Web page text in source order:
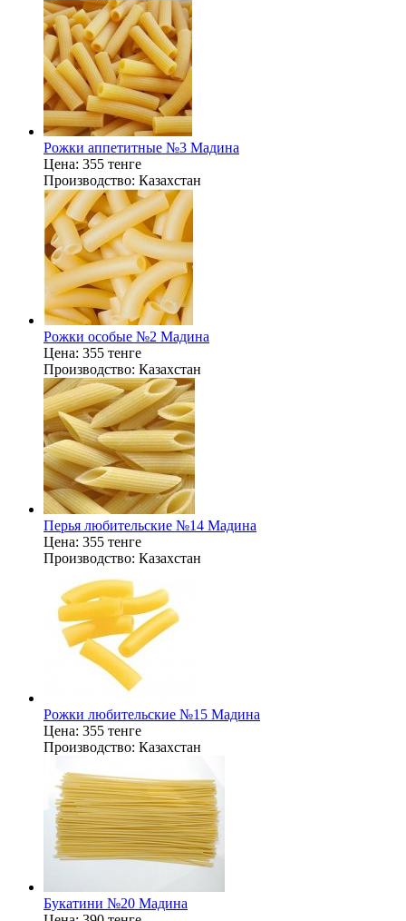
Рожки аппетитные №3 Мадина
Цена: 355 тенге
Производство: Казахстан
Рожки особые №2 Мадина
Цена: 355 тенге
Производство: Казахстан
Перья любительские №14 Мадина
Цена: 355 тенге
Производство: Казахстан
Рожки любительские №15 Мадина
Цена: 355 тенге
Производство: Казахстан
Букатини №20 Мадина